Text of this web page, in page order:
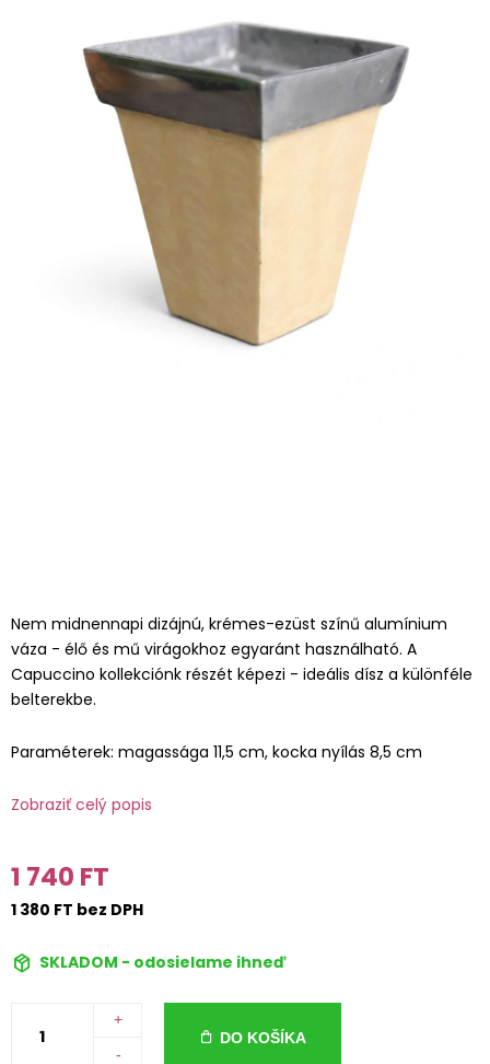
Nem midnennapi dizájnú, krémes-ezüst színű alumínium
váza - élő és mű virágokhoz egyaránt használható. A
Capuccino kollekciónk részét képezi - ideális dísz a különféle
belterekbe.
Paraméterek: magassága 11,5 cm, kocka nyílás 8,5 cm
Zobraziť celý popis
1 740 FT
1 380 FT bez DPH
SKLADOM - odosielame ihneď
+
-
DO KOŠÍKA